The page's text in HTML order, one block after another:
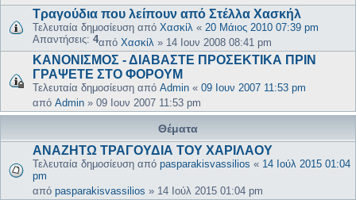
Τραγούδια που λείπουν από Στέλλα Χασκήλ
Τελευταία δημοσίευση από Χασκίλ « 20 Μάιος 2010 07:39 pm
Απαντήσεις: 4από Χασκίλ » 14 Ιουν 2008 08:41 pm
ΚΑΝΟΝΙΣΜΟΣ - ΔΙΑΒΑΣΤΕ ΠΡΟΣΕΚΤΙΚΑ ΠΡΙΝ
ΓΡΑΨΕΤΕ ΣΤΟ ΦΟΡΟΥΜ
Τελευταία δημοσίευση από Admin « 09 Ιουν 2007 11:53 pm
από Admin » 09 Ιουν 2007 11:53 pm
Θέματα
ΑΝΑΖΗΤΩ ΤΡΑΓΟΥΔΙΑ ΤΟΥ ΧΑΡΙΛΑΟΥ
Τελευταία δημοσίευση από pasparakisvassilios « 14 Ιούλ 2015 01:04
pm
από pasparakisvassilios » 14 Ιούλ 2015 01:04 pm